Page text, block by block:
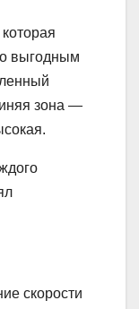
выгодным
зона —
скорости